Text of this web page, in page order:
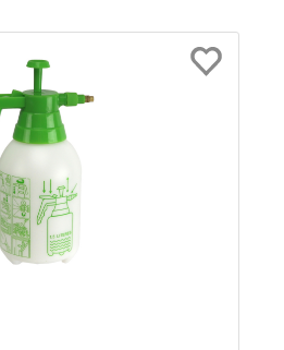
von 3.57 von 5 Sternen